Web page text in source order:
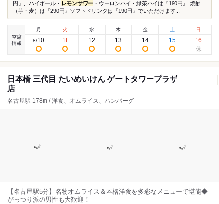
円』、ハイボール・ レモンサワー ・ウーロンハイ・緑茶ハイは『190円』 焼酎
（芋・麦）は『290円』ソフトドリンクは『190円』でいただけます...
空席
情報
月
8/10
火
11
水
12
木
13
金
14
土
15
日
16
日本橋 三代目 たいめいけん ゲートタワープラザ
店
名古屋駅 178m / 洋食、オムライス、ハンバーグ
【名古屋駅5分】名物オムライス＆本格洋食を多彩なメニューで堪能◆
がっつり派の男性も大歓迎！